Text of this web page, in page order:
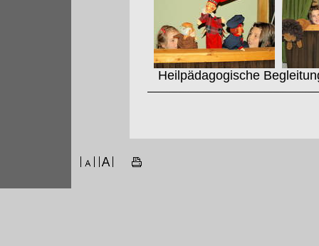
Heilpädagogische